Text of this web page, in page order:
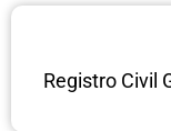
Registro Civil